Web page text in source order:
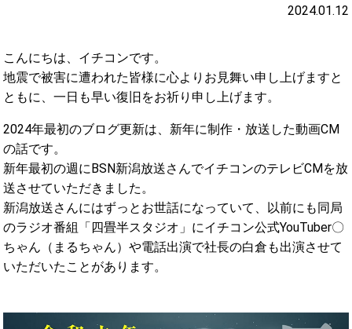
2024.01.12
こんにちは、イチコンです。
地震で被害に遭われた皆様に心よりお見舞い申し上げますと
ともに、一日も早い復旧をお祈り申し上げます。
2024年最初のブログ更新は、新年に制作・放送した動画CM
の話です。
新年最初の週にBSN新潟放送さんでイチコンのテレビCMを放
送させていただきました。
新潟放送さんにはずっとお世話になっていて、以前にも同局
のラジオ番組「四畳半スタジオ」にイチコン公式YouTuber〇
ちゃん（まるちゃん）や電話出演で社長の白倉も出演させて
いただいたことがあります。